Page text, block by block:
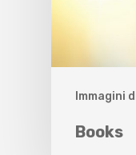
Immagini
Books